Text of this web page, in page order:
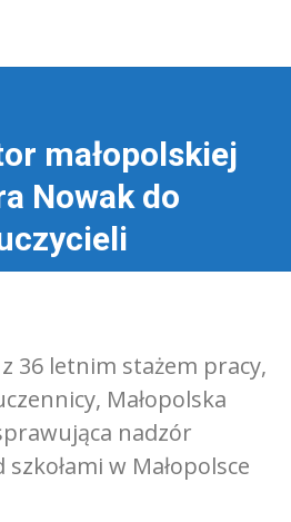
małopolskiej
Nowak do
tutaj:
36 letnim stażem pracy,
Małopolska
nadzór
w Małopolsce